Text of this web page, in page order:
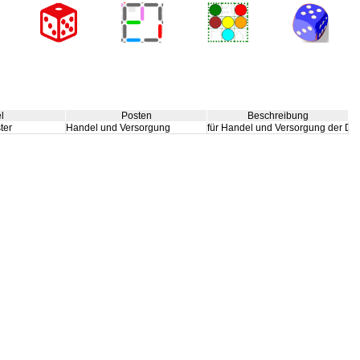
Posten
Beschreibung
Handel und Versorgung für Handel und Versorgung der